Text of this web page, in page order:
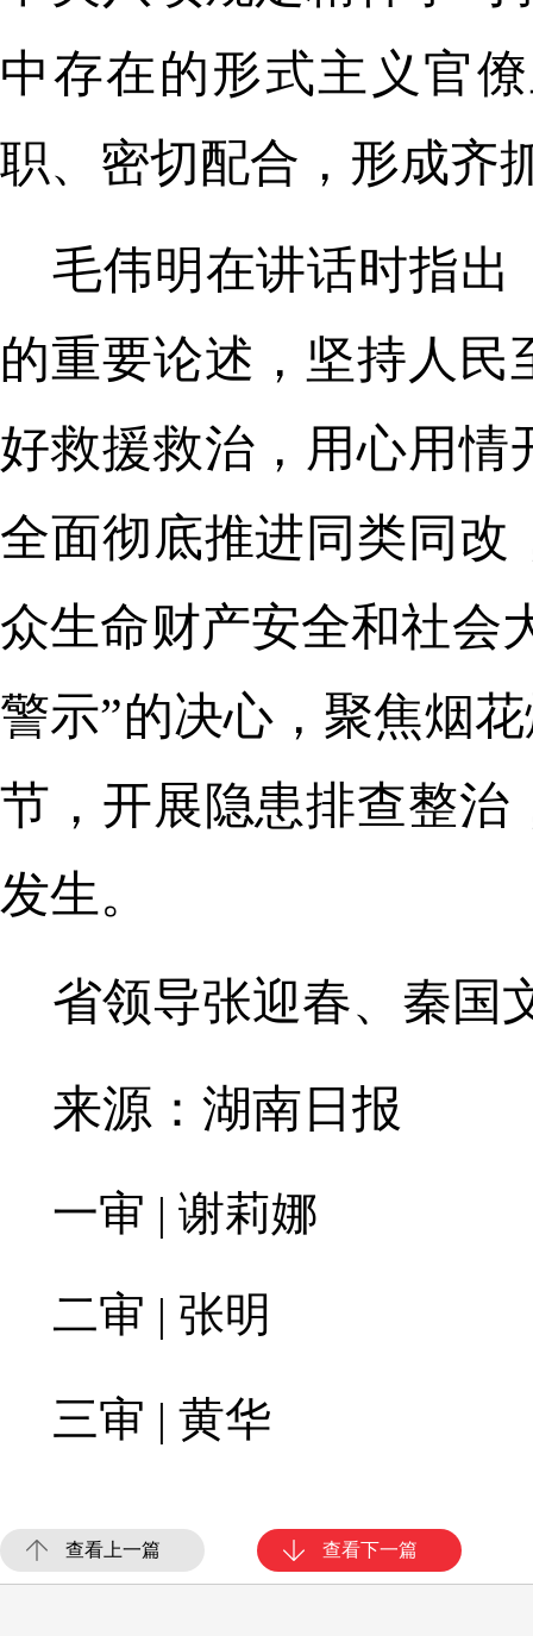
中存在的形式主义官
职、密切配合，形成齐
毛伟明在讲话时指出
的重要论述，坚持人
好救援救治，用心用
全面彻底推进同类同
众生命财产安全和社会
警示”的决心，聚焦烟
节，开展隐患排查整治
发生。
省领导张迎春、秦国
来源：湖南日报
一审 | 谢莉娜
二审 | 张明
三审 | 黄华
查看上一篇 查看下一篇